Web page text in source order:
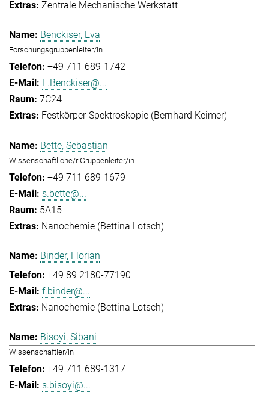
Zentrale Mechanische Werkstatt
Benckiser, Eva
Forschungsgruppenleiter/in
+49 711 689-1742
E.Benckiser@...
7C24
Festkörper-Spektroskopie (Bernhard Keimer)
Bette, Sebastian
Wissenschaftliche/r Gruppenleiter/in
+49 711 689-1679
s.bette@...
5A15
Nanochemie (Bettina Lotsch)
Binder, Florian
+49 89 2180-77190
f.binder@...
Nanochemie (Bettina Lotsch)
Bisoyi, Sibani
Wissenschaftler/in
+49 711 689-1317
s.bisoyi@...